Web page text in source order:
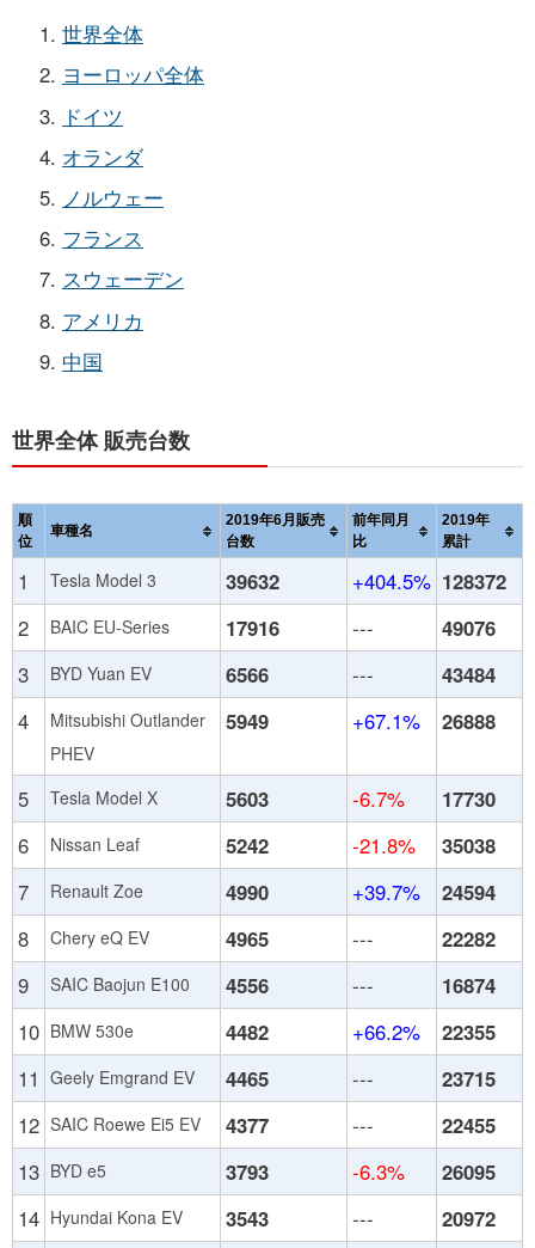
世界全体
ヨーロッパ全体
ドイツ
オランダ
ノルウェー
フランス
スウェーデン
アメリカ
中国
世界全体 販売台数
順
位
車種名
2019年6月販売
台数
前年同月
比
2019年
累計
1 Tesla Model 3 39632 +404.5% 128372
2
BAIC EU-Series 17916 ---
49076
3
BYD Yuan EV 6566 ---
43484
4
Mitsubishi Outlander
PHEV
5949 +67.1% 26888
5 Tesla Model X 5603 -6.7%
17730
6
Nissan Leaf 5242 -21.8%
35038
7
Renault Zoe 4990 +39.7%
24594
8
Chery eQ EV 4965 ---
22282
9
SAIC Baojun E100 4556 ---
16874
10 BMW 530e 4482 +66.2%
22355
11 Geely Emgrand EV 4465 ---
23715
12 SAIC Roewe Ei5 EV 4377 ---
22455
13 BYD e5 3793 -6.3%
26095
14 Hyundai Kona EV 3543 ---
20972